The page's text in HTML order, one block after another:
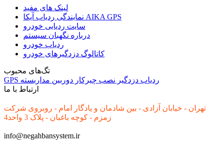
لینک های مفید
نمایندگی ردیاب آیکا AIKA GPS
سایت ردیابی خودرو
درباره نگهبان سیستم
ردیاب خودرو
کاتالوگ دزدگیرهای خودرو
تگ‌های محبوب
GPS
ردیاب دزدگیر نصب چیرکار دوربین مداربسته
ارتباط با ما
تهران - خیابان آزادی - بین شادمان و یادگار امام - روبروی شرکت
زمزم - کوچه باغبان - پلاک 3 واحد4
info@negahbansystem.ir